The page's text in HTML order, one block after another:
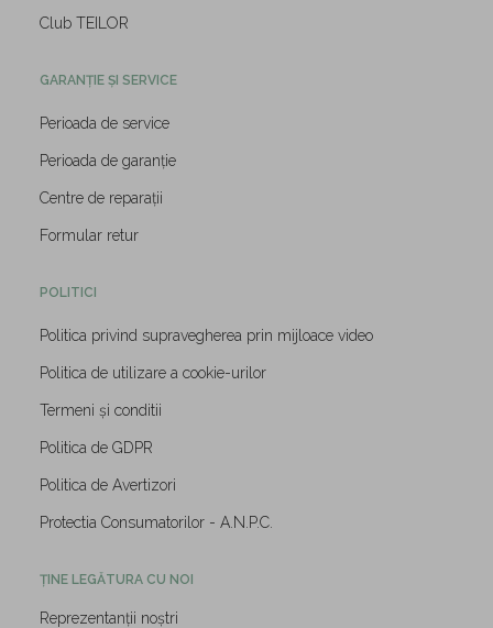
Club TEILOR
GARANȚIE ȘI SERVICE
Perioada de service
Perioada de garanție
Centre de reparații
Formular retur
POLITICI
Politica privind supravegherea prin mijloace video
Politica de utilizare a cookie-urilor
Termeni și conditii
Politica de GDPR
Politica de Avertizori
Protectia Consumatorilor - A.N.P.C.
ȚINE LEGĂTURA CU NOI
Reprezentanții noștri